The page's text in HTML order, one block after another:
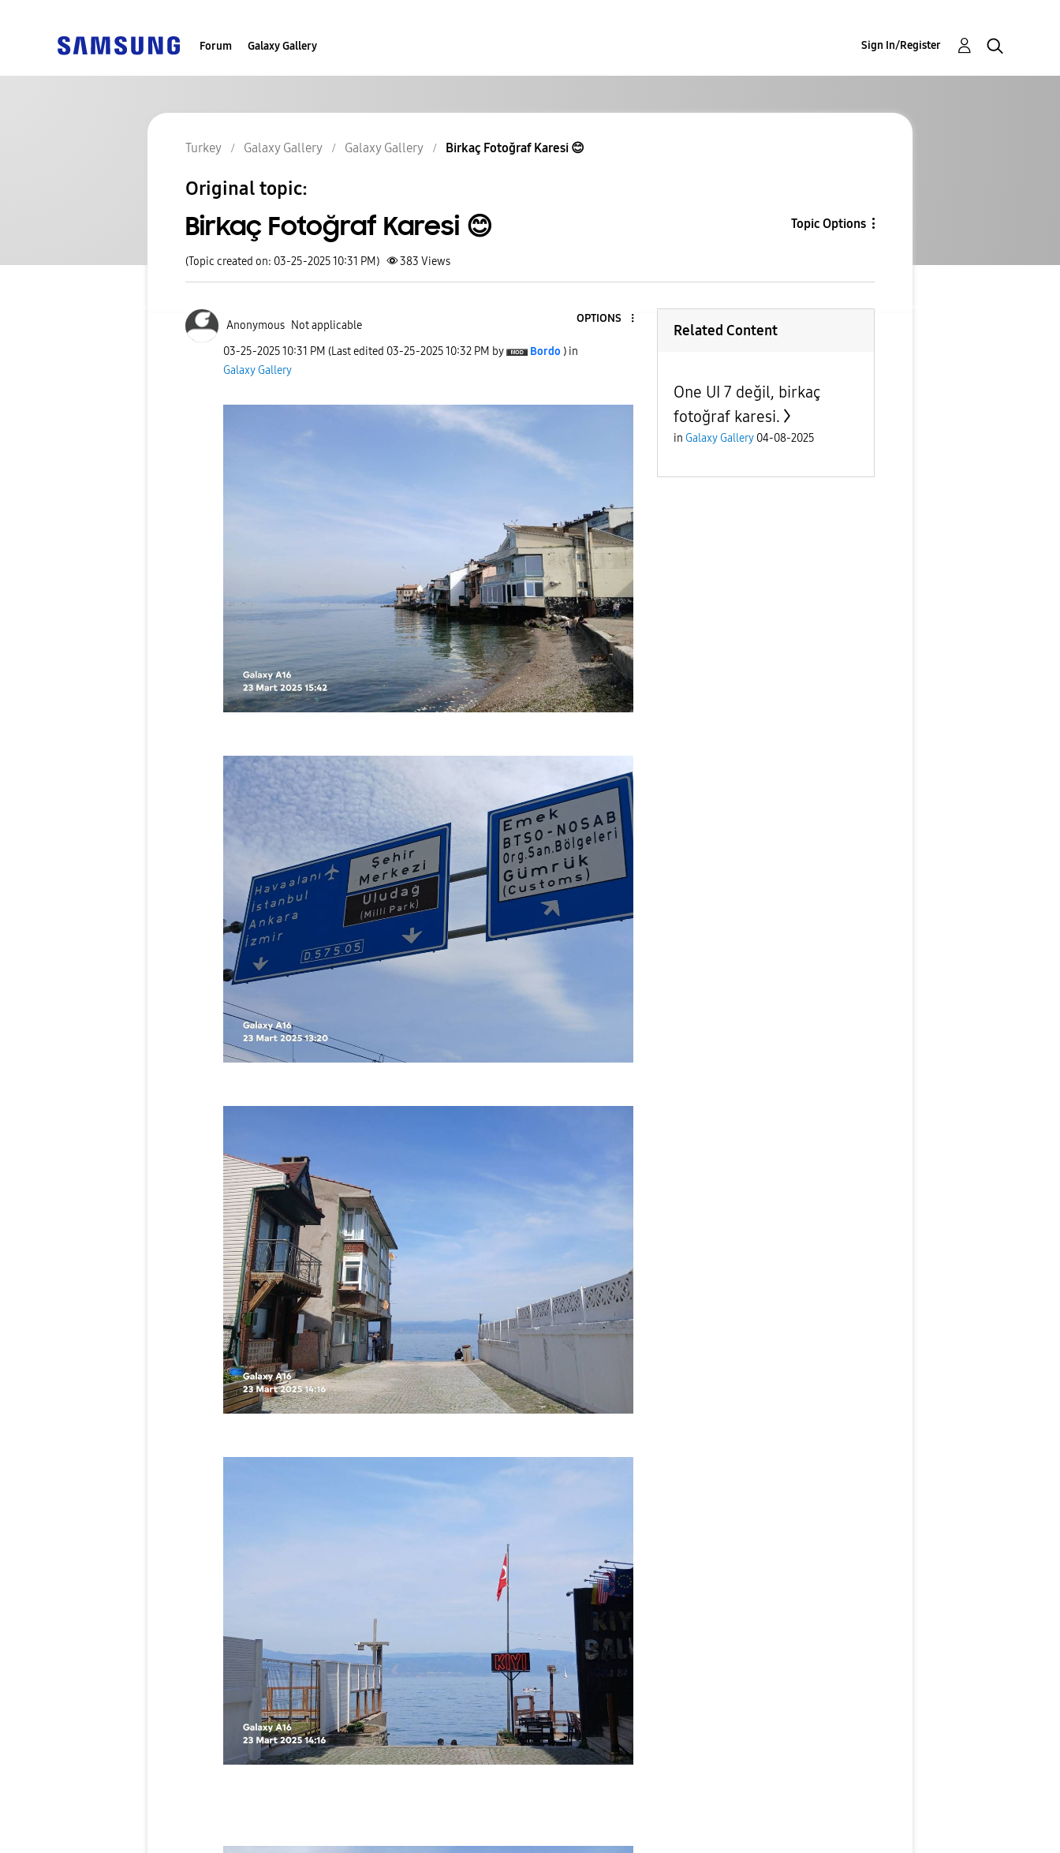
Forum Galaxy Gallery Sign In/Register
Turkey Galaxy Gallery Galaxy Gallery Birkaç Fotoğraf Karesi 😊
Original topic:
Birkaç Fotoğraf Karesi 😊 Topic Options
(Topic created on: 03-25-2025 10:31 PM) 383 Views
Anonymous Not applicable
OPTIONS
‎03-25-202510:31 PM (Last edited ‎03-25-202510:32 PM by Bordo ) in
Galaxy Gallery
Related Content
One UI 7 değil, birkaç
fotoğraf karesi.
in Galaxy Gallery 04-08-2025